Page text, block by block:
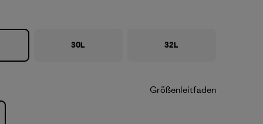
30L 32L
Größenleitfaden